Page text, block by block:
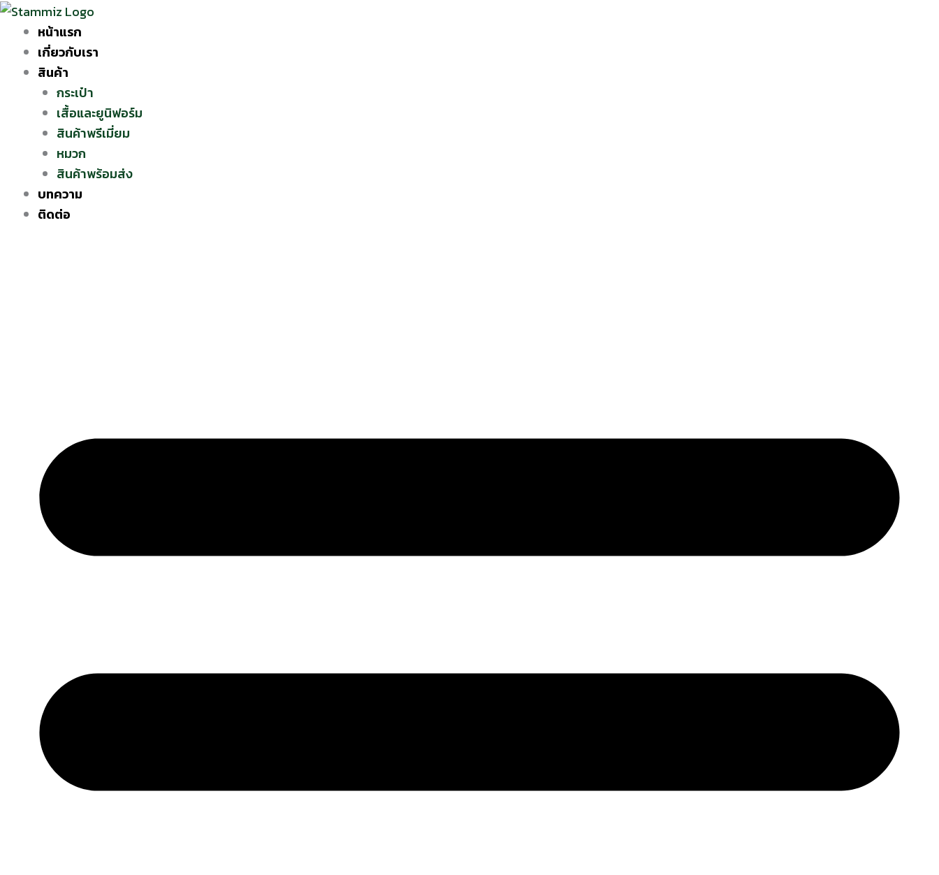
Skip
content
หน้าแรก
เกี่ยวกับเรา
สินค้า
กระเป๋า
เสื้อและยูนิฟอร์ม
สินค้าพรีเมี่ยม
หมวก
สินค้าพร้อมส่ง
บทความ
ติดต่อ